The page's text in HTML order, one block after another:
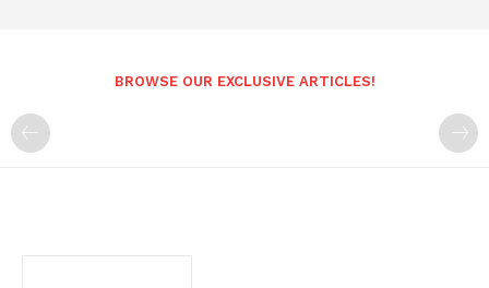
BROWSE OUR EXCLUSIVE ARTICLES!